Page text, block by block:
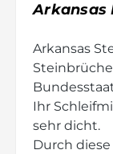
Arkansas
Arkansas
Ihr
sehr dicht.
Durch